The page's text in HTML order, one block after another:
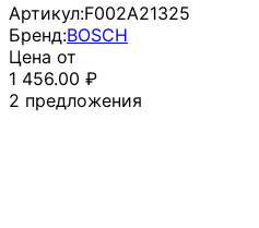
Артикул:F002A21325
Бренд:BOSCH
Цена от
1 456.00 ₽
2 предложения